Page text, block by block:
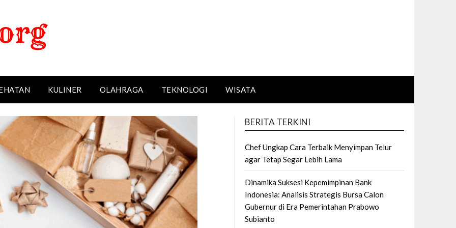
KULINER OLAHRAGA TEKNOLOGI WISATA
BERITA TERKINI
Chef Ungkap Cara Terbaik Menyimpan Telur
agar Tetap Segar Lebih Lama
Dinamika Suksesi Kepemimpinan Bank
Indonesia: Analisis Strategis Bursa Calon
Gubernur di Era Pemerintahan Prabowo
Subianto